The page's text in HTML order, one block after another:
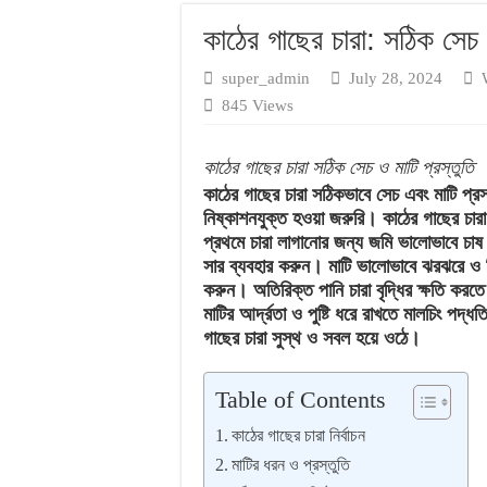
বনজ গাছ রোপণের
কাঠের গাছের চারা: সঠিক
super_admin July 28, 2024
845 Views
কাঠের গাছের চারা সঠিক সেচ ও মাটি প্রস্তুতি
কাঠের গাছের চারা সঠিকভাবে সেচ এবং মাটি
নিষ্কাশনযুক্ত হওয়া জরুরি। কাঠের গাছের
প্রথমে চারা লাগানোর জন্য জমি ভালোভাবে
সার ব্যবহার করুন। মাটি ভালোভাবে ঝরঝরে ও
করুন। অতিরিক্ত পানি চারা বৃদ্ধির ক্ষতি
মাটির আর্দ্রতা ও পুষ্টি ধরে রাখতে মালচিং
গাছের চারা সুস্থ ও সবল হয়ে ওঠে।
Table of Contents
কাঠের গাছের চারা নির্বাচন
মাটির ধরন ও প্রস্তুতি